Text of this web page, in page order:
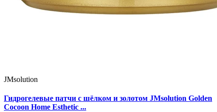
JMsolution
Гидрогелевые патчи с шёлком и золотом JMsolution Golden
Cocoon Home Esthetic ...